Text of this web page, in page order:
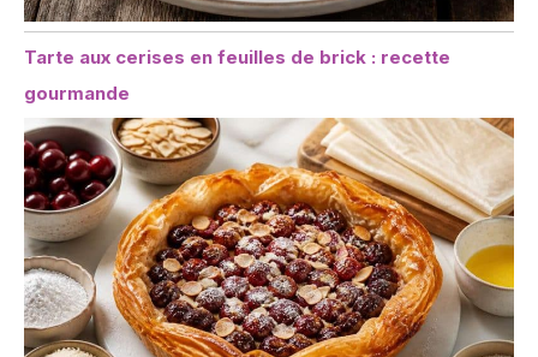
Tarte aux cerises en feuilles de brick : recette
gourmande